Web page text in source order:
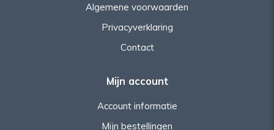
Algemene voorwaarden
Privacyverklaring
Contact
Mijn account
Account informatie
Mijn bestellingen